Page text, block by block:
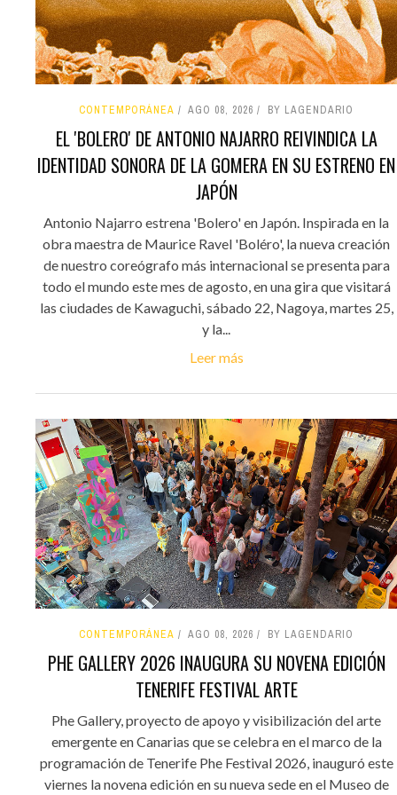
CONTEMPORÁNEA AGO 08, 2026 BY LAGENDARIO
EL 'BOLERO' DE ANTONIO NAJARRO REIVINDICA LA
IDENTIDAD SONORA DE LA GOMERA EN SU ESTRENO EN
JAPÓN
Antonio Najarro estrena 'Bolero' en Japón. Inspirada en la
obra maestra de Maurice Ravel 'Boléro', la nueva creación
de nuestro coreógrafo más internacional se presenta para
todo el mundo este mes de agosto, en una gira que visitará
las ciudades de Kawaguchi, sábado 22, Nagoya, martes 25,
y la...
Leer más
CONTEMPORÁNEA AGO 08, 2026 BY LAGENDARIO
PHE GALLERY 2026 INAUGURA SU NOVENA EDICIÓN
TENERIFE FESTIVAL ARTE
Phe Gallery, proyecto de apoyo y visibilización del arte
emergente en Canarias que se celebra en el marco de la
programación de Tenerife Phe Festival 2026, inauguró este
viernes la novena edición en su nueva sede en el Museo de